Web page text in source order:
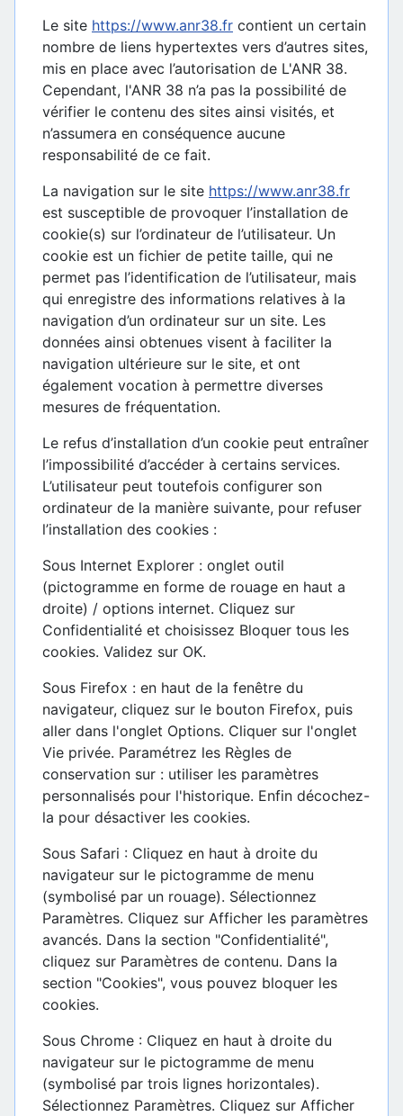
Le site https://www.anr38.fr contient un certain
nombre de liens hypertextes vers d’autres sites,
mis en place avec l’autorisation de L'ANR 38.
Cependant, l'ANR 38 n’a pas la possibilité de
vérifier le contenu des sites ainsi visités, et
n’assumera en conséquence aucune
responsabilité de ce fait.
La navigation sur le site https://www.anr38.fr
est susceptible de provoquer l’installation de
cookie(s) sur l’ordinateur de l’utilisateur. Un
cookie est un fichier de petite taille, qui ne
permet pas l’identification de l’utilisateur, mais
qui enregistre des informations relatives à la
navigation d’un ordinateur sur un site. Les
données ainsi obtenues visent à faciliter la
navigation ultérieure sur le site, et ont
également vocation à permettre diverses
mesures de fréquentation.
Le refus d’installation d’un cookie peut entraîner
l’impossibilité d’accéder à certains services.
L’utilisateur peut toutefois configurer son
ordinateur de la manière suivante, pour refuser
l’installation des cookies :
Sous Internet Explorer : onglet outil
(pictogramme en forme de rouage en haut a
droite) / options internet. Cliquez sur
Confidentialité et choisissez Bloquer tous les
cookies. Validez sur OK.
Sous Firefox : en haut de la fenêtre du
navigateur, cliquez sur le bouton Firefox, puis
aller dans l'onglet Options. Cliquer sur l'onglet
Vie privée. Paramétrez les Règles de
conservation sur : utiliser les paramètres
personnalisés pour l'historique. Enfin décochez-
la pour désactiver les cookies.
Sous Safari : Cliquez en haut à droite du
navigateur sur le pictogramme de menu
(symbolisé par un rouage). Sélectionnez
Paramètres. Cliquez sur Afficher les paramètres
avancés. Dans la section "Confidentialité",
cliquez sur Paramètres de contenu. Dans la
section "Cookies", vous pouvez bloquer les
cookies.
Sous Chrome : Cliquez en haut à droite du
navigateur sur le pictogramme de menu
(symbolisé par trois lignes horizontales).
Sélectionnez Paramètres. Cliquez sur Afficher